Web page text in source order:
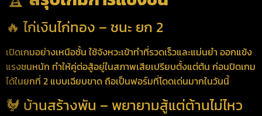
🔥 ไก่เงินไก่ทอง – ชนะ ยก 2
เปิดเกมอย่างเหนือชั้น ใช้จังหวะเข้าทำที่รวดเร็วและแม่นยำ ออกแข้ง
แรงชนหนัก ทำให้คู่ต่อสู้อยู่ในสภาพเสียเปรียบตั้งแต่ต้น ก่อนปิดเกม
ได้ในยกที่ 2 แบบเฉียบขาด ถือเป็นฟอร์มที่โดดเด่นมากในวันนี้
🐓 บ้านสร้างพัน – พยายามสู้แต่ต้านไม่ไหว